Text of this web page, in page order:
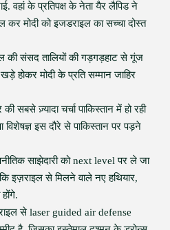
वहां के प्रतिपक्ष के नेता यैर लैपिड ने
कर मोदी को इजडराइल का सच्चा दोस्त
की संसद तालियों की गड़गड़हाट से गूंज
होकर मोदी के प्रति सम्मान जाहिर
सबसे ज़्यादा चर्चा पाकिस्तान में हो रही
विशेषज्ञ इस दौरे से पाकिस्तान पर पड़ने
साझेदारी को next level पर ले जा
इज़राइल से मिलने वाले नए हथियार,
से laser guided air defense